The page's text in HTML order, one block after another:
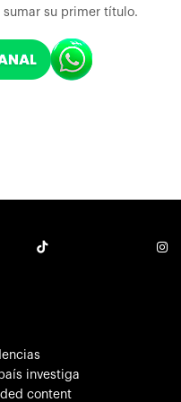
su primer título.
investiga
content